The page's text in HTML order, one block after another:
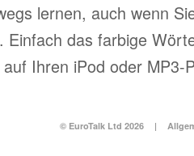
lernen, auch wenn
Einfach das farbige
Ihren iPod oder MP3-
© EuroTalk Ltd 2026 |